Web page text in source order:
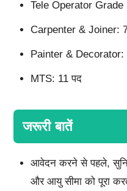
Tele Operator Grade
Carpenter & Joiner:
Painter & Decorator:
MTS: 11 पद
जरूरी बातें
आवेदन करने से पहले,
और आयु सीमा को पूरा